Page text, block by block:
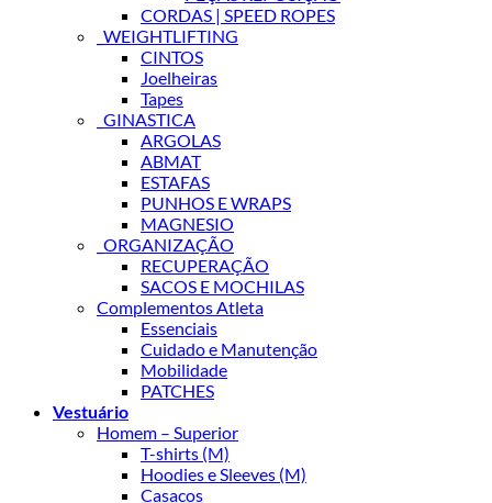
CORDAS | SPEED ROPES
_WEIGHTLIFTING
CINTOS
Joelheiras
Tapes
_GINASTICA
ARGOLAS
ABMAT
ESTAFAS
PUNHOS E WRAPS
MAGNESIO
_ORGANIZAÇÃO
RECUPERAÇÃO
SACOS E MOCHILAS
Complementos Atleta
Essenciais
Cuidado e Manutenção
Mobilidade
PATCHES
Vestuário
Homem – Superior
T-shirts (M)
Hoodies e Sleeves (M)
Casacos